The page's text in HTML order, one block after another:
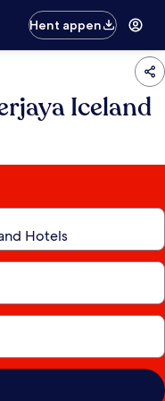
Hent appen
Iceland